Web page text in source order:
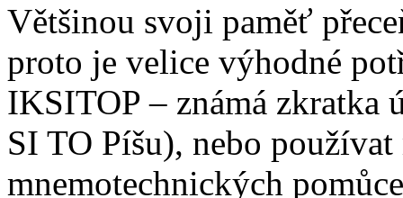
Většinou svoji paměť
proto je velice výhodné
IKSITOP – známá
SI TO Píšu), nebo
mnemotechnických